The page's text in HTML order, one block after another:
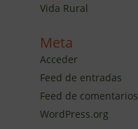
Vida Rural
Meta
Acceder
Feed de entradas
Feed de comentarios
WordPress.org